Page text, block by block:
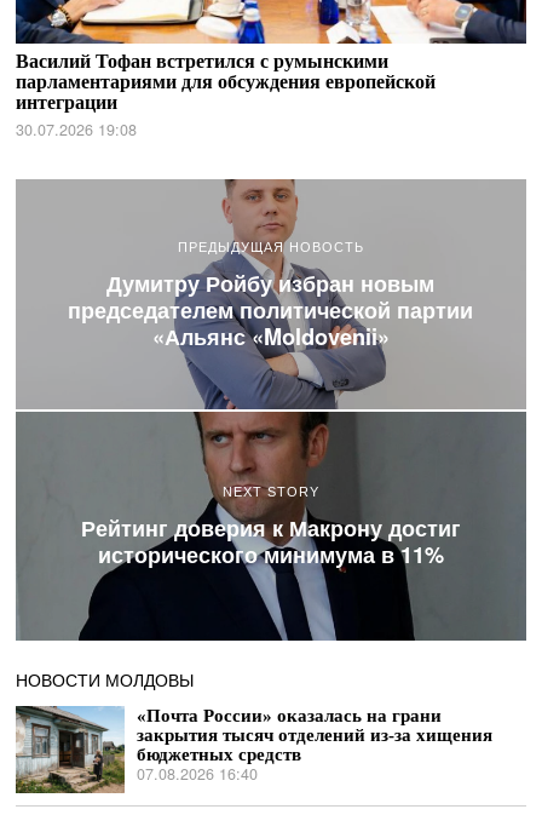
Василий Тофан встретился с румынскими
парламентариями для обсуждения европейской
интеграции
30.07.2026 19:08
ПРЕДЫДУЩАЯ НОВОСТЬ
Думитру Ройбу избран новым
председателем политической партии
«Альянс «Moldovenii»
NEXT STORY
Рейтинг доверия к Макрону достиг
исторического минимума в 11%
НОВОСТИ МОЛДОВЫ
«Почта России» оказалась на грани
закрытия тысяч отделений из-за хищения
бюджетных средств
07.08.2026 16:40